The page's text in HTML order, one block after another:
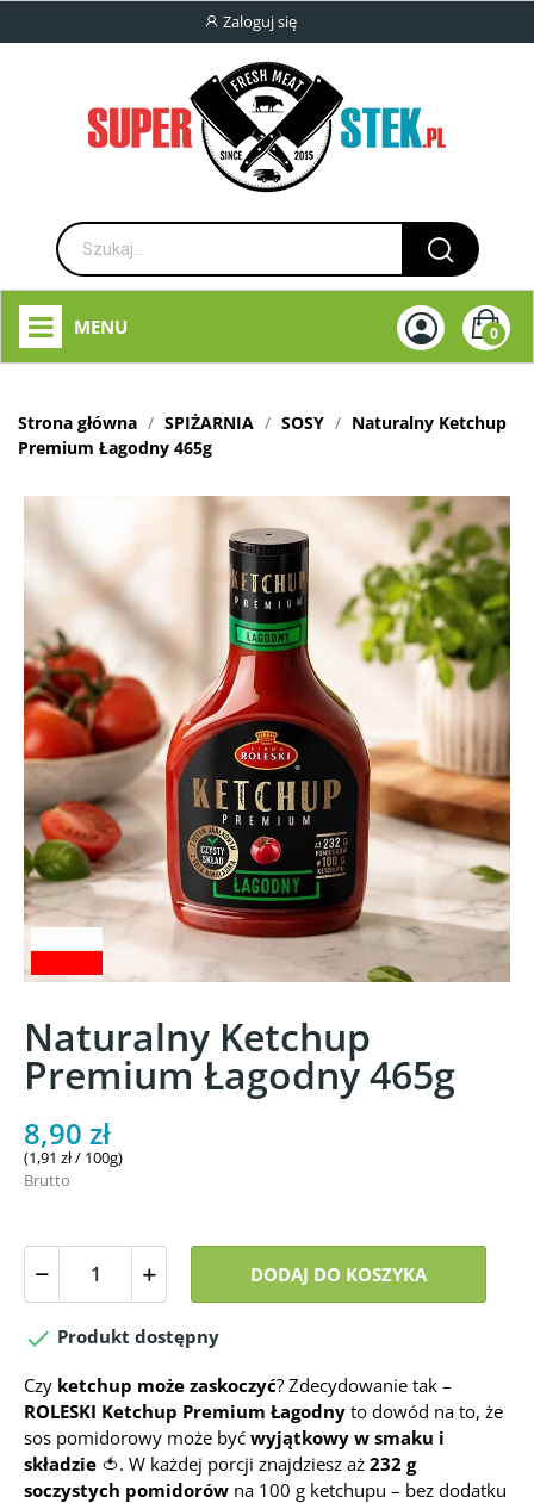
Zaloguj się
0
MENU
Strona główna SPIŻARNIA SOSY
Naturalny Ketchup
Premium Łagodny 465g
Naturalny Ketchup
Premium Łagodny 465g
8,90 zł
(1,91 zł / 100g)
Brutto
DODAJ DO KOSZYKA
 Produkt dostępny
Czy ketchup może zaskoczyć? Zdecydowanie tak –
ROLESKI Ketchup Premium Łagodny to dowód na to, że
sos pomidorowy może być wyjątkowy w smaku i
składzie 🍅. W każdej porcji znajdziesz aż 232 g
soczystych pomidorów na 100 g ketchupu – bez dodatku